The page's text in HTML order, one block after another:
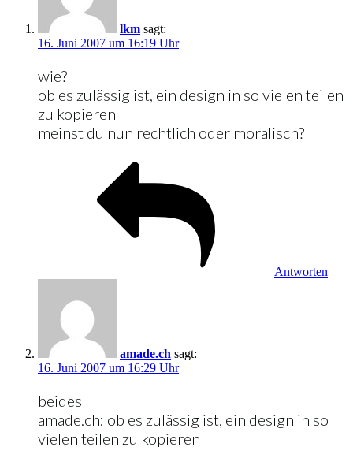
lkm sagt:
16. Juni 2007 um 16:19 Uhr
wie?
ob es zulässig ist, ein design in so vielen teilen
zu kopieren
meinst du nun rechtlich oder moralisch?
Antworten
amade.ch sagt:
16. Juni 2007 um 16:29 Uhr
beides
amade.ch: ob es zulässig ist, ein design in so
vielen teilen zu kopieren